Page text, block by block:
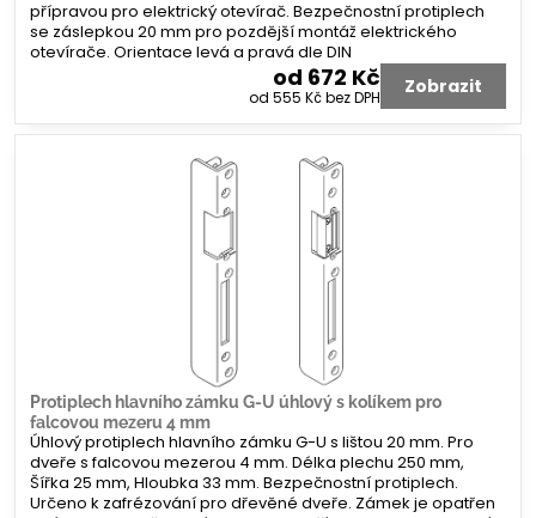
přípravou pro elektrický otevírač. Bezpečnostní protiplech
se záslepkou 20 mm pro pozdější montáž elektrického
otevírače. Orientace levá a pravá dle DIN
od 672 Kč
od 555 Kčbez DPH Zobrazit
Protiplech hlavního zámku G-U úhlový s kolíkem pro
falcovou mezeru 4 mm
Úhlový protiplech hlavního zámku G-U s lištou 20 mm. Pro
dveře s falcovou mezerou 4 mm. Délka plechu 250 mm,
Šířka 25 mm, Hloubka 33 mm. Bezpečnostní protiplech.
Určeno k zafrézování pro dřevěné dveře. Zámek je opatřen